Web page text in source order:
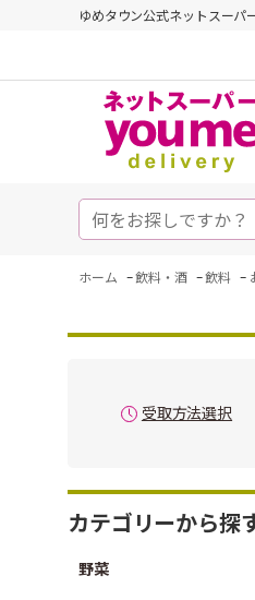
ゆめタウン公式ネットスーパ
ホーム -飲料・酒 -飲料 -
受取方法選択
カテゴリーから探
野菜